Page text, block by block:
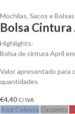
Mochilas, Sacos e Bolsas
Bolsa
Highlights:
Bolsa de cintura April
Valor apresentado para
quantidades
€4,40 C/ IVA
Azul Celeste Cinzento